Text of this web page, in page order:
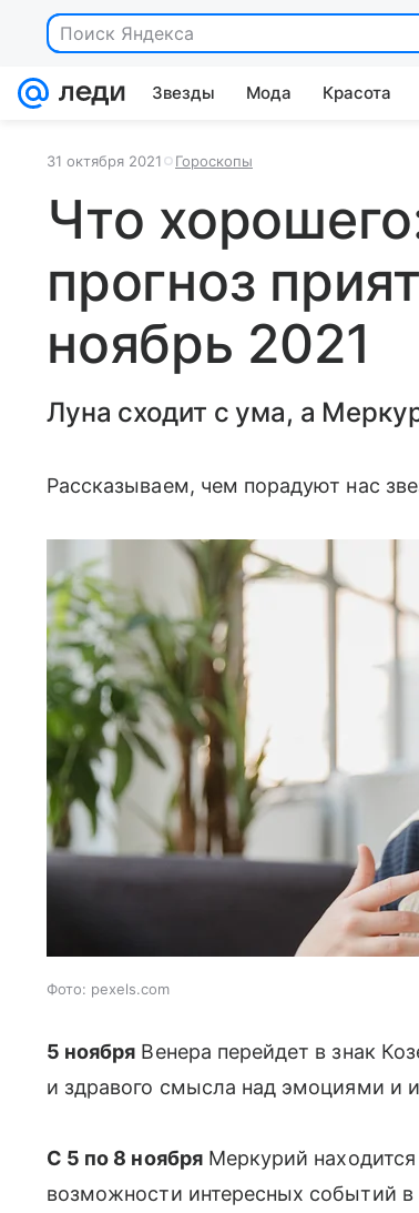
Поиск Яндекса
Звезды Мода Красота
31 октября 2021 Гороскопы
Что
прогноз
ноябрь 2021
Луна сходит с ума, а
Рассказываем, чем порадуют нас
Фото: pexels.com
5 ноября Венера перейдет в знак
и здравого смысла над эмоциями и
С 5 по 8 ноябряМеркурий находится
возможности интересных событий